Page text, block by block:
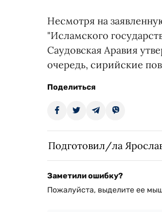
Несмотря на
"Исламского
Саудовская Аравия
очередь, сирийские
Поделиться
Подготовил/ла
Заметили ошибку?
Пожалуйста, выделите ее